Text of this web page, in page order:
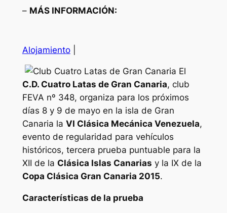
– MÁS INFORMACIÓN:
Alojamiento|
El
C.D. Cuatro Latas de Gran Canaria, club
FEVA nº 348, organiza para los próximos
días 8 y 9 de mayo en la isla de Gran
Canaria la VI Clásica Mecánica Venezuela,
evento de regularidad para vehículos
históricos, tercera prueba puntuable para la
XII de la Clásica Islas Canarias y la IX de la
Copa Clásica Gran Canaria 2015.
Características de la prueba